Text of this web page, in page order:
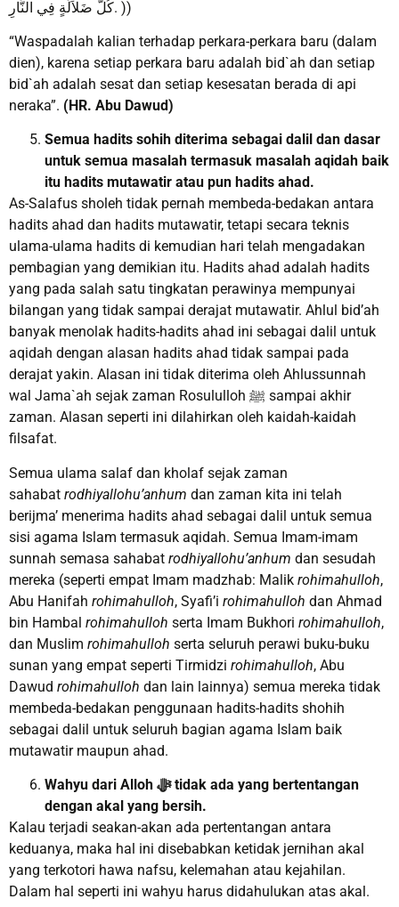
كُلَّ ضَلاَلَةٍ فِي النَّارِ. ))
“Waspadalah kalian terhadap perkara-perkara baru (dalam
dien), karena setiap perkara baru adalah bid`ah dan setiap
bid`ah adalah sesat dan setiap kesesatan berada di api
neraka”. (HR. Abu Dawud)
Semua hadits sohih diterima sebagai dalil dan dasar
untuk semua masalah termasuk masalah aqidah baik
itu hadits mutawatir atau pun hadits ahad .
As-Salafus sholeh tidak pernah membeda-bedakan antara
hadits ahad dan hadits mutawatir, tetapi secara teknis
ulama-ulama hadits di kemudian hari telah mengadakan
pembagian yang demikian itu. Hadits ahad adalah hadits
yang pada salah satu tingkatan perawinya mempunyai
bilangan yang tidak sampai derajat mutawatir. Ahlul bid’ah
banyak menolak hadits-hadits ahad ini sebagai dalil untuk
aqidah dengan alasan hadits ahad tidak sampai pada
derajat yakin. Alasan ini tidak diterima oleh Ahlussunnah
wal Jama`ah sejak zaman Rosululloh ﷺ sampai akhir
zaman. Alasan seperti ini dilahirkan oleh kaidah-kaidah
filsafat.
Semua ulama salaf dan kholaf sejak zaman
sahabat rodhiyallohu’anhum dan zaman kita ini telah
berijma’ menerima hadits ahad sebagai dalil untuk semua
sisi agama Islam termasuk aqidah. Semua Imam-imam
sunnah semasa sahabat rodhiyallohu’anhum dan sesudah
mereka (seperti empat Imam madzhab: Malik rohimahulloh,
Abu Hanifah rohimahulloh, Syafi’i rohimahulloh dan Ahmad
bin Hambal rohimahulloh serta Imam Bukhori rohimahulloh,
dan Muslim rohimahulloh serta seluruh perawi buku-buku
sunan yang empat seperti Tirmidzi rohimahulloh, Abu
Dawud rohimahulloh dan lain lainnya) semua mereka tidak
membeda-bedakan penggunaan hadits-hadits shohih
sebagai dalil untuk seluruh bagian agama Islam baik
mutawatir maupun ahad.
Wahyu dari Alloh ﷻtidak ada yang bertentangan
dengan akal yang bersih.
Kalau terjadi seakan-akan ada pertentangan antara
keduanya, maka hal ini disebabkan ketidak jernihan akal
yang terkotori hawa nafsu, kelemahan atau kejahilan.
Dalam hal seperti ini wahyu harus didahulukan atas akal.